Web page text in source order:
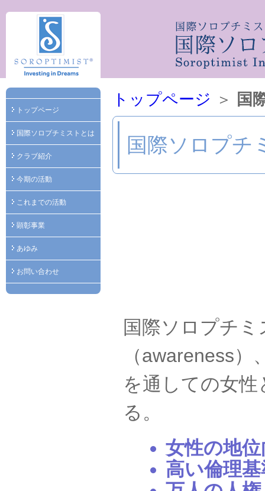
トップページ
国際ソロプチミストとは
クラブ紹介
今期の活動
これまでの活動
顕彰事業
あゆみ
お問い合わせ
トップページ ＞ 国
国際ソロプチ
国際ソロプチ
（awareness
を通しての女
る。
女性の地
高い倫理基